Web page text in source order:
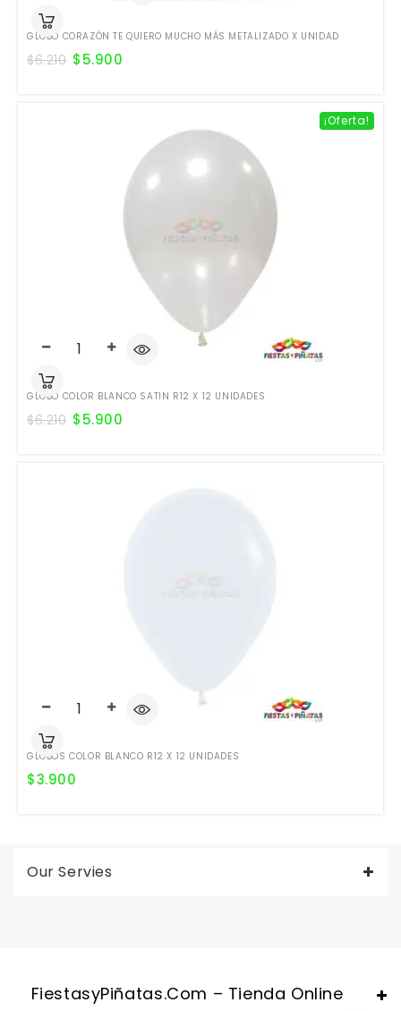
GLOBO CORAZÓN TE QUIERO MUCHO MÁS METALIZADO X UNIDAD
$6.210 $5.900
¡Oferta!
GLOBO COLOR BLANCO SATIN R12 X 12 UNIDADES
$6.210 $5.900
GLOBOS COLOR BLANCO R12 X 12 UNIDADES
$3.900
Our Servies
FiestasyPiñatas.com – Tienda Online